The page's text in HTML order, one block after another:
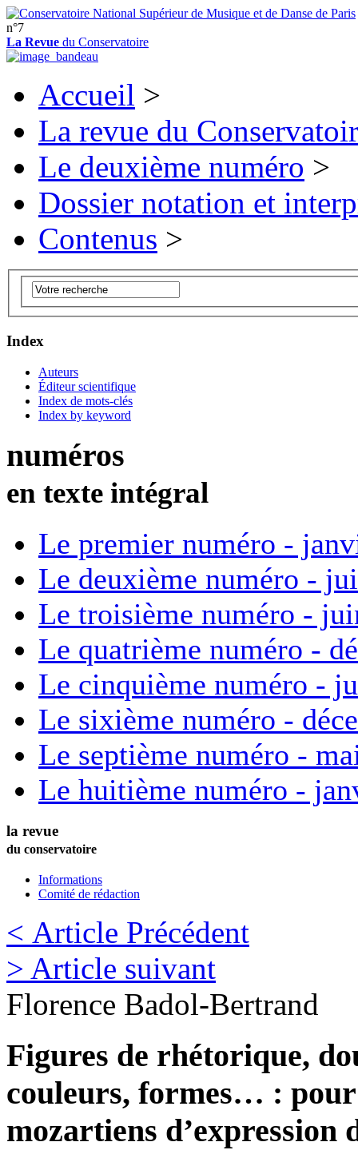
n°7
La Revue du Conservatoire
Accueil >
La revue du
Le deuxième numéro >
Dossier notation et
Contenus >
Index
Auteurs
Éditeur scientifique
Index de mots-clés
Index by keyword
numéros
en texte intégral
Le premier numéro -
Le deuxième numéro -
Le troisième numéro -
Le quatrième numéro -
Le cinquième numéro -
Le sixième numéro -
Le septième numéro -
Le huitième numéro -
la revue
du conservatoire
Informations
Comité de rédaction
< Article Précédent
> Article suivant
Florence Badol-Bertrand
Figures de rhétorique,
couleurs, formes… :
mozartiens d’expression